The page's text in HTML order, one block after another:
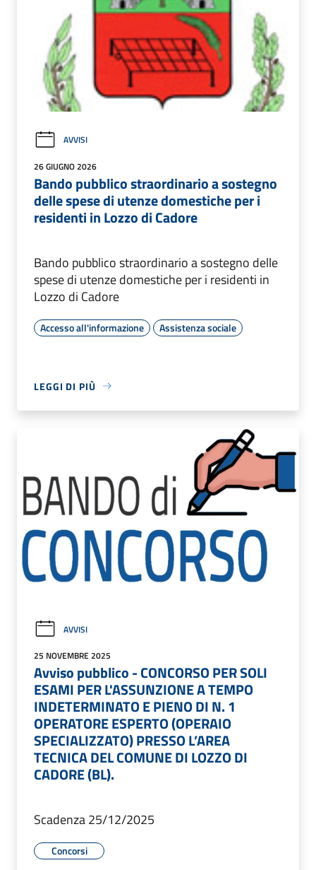
AVVISI
26 GIUGNO 2026
Bando pubblico straordinario a sostegno
delle spese di utenze domestiche per i
residenti in Lozzo di Cadore
Bando pubblico straordinario a sostegno delle
spese di utenze domestiche per i residenti in
Lozzo di Cadore
Accesso all'informazione Assistenza sociale
LEGGI DI PIÙ
AVVISI
25 NOVEMBRE 2025
Avviso pubblico - CONCORSO PER SOLI
ESAMI PER L'ASSUNZIONE A TEMPO
INDETERMINATO E PIENO DI N. 1
OPERATORE ESPERTO (OPERAIO
SPECIALIZZATO) PRESSO L’AREA
TECNICA DEL COMUNE DI LOZZO DI
CADORE (BL).
Scadenza 25/12/2025
Concorsi